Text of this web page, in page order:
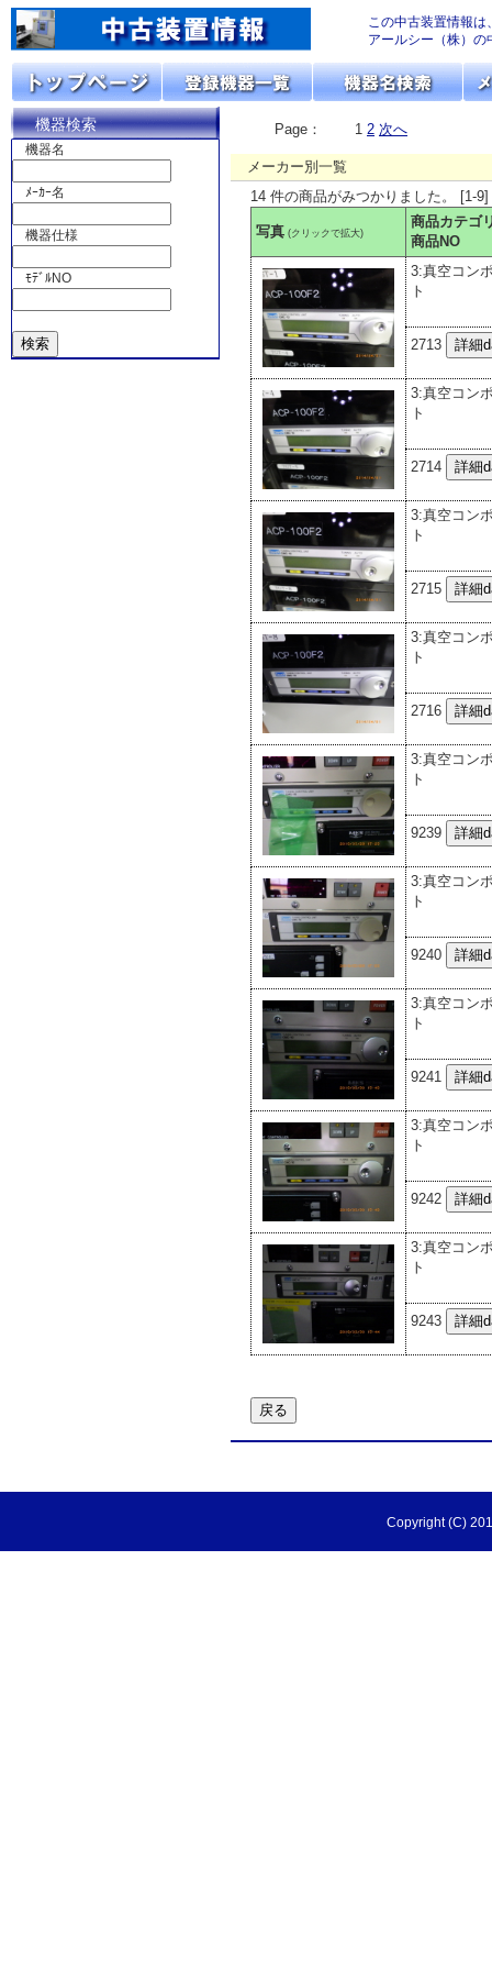
この中古装置情報は
アールシー（株）
機器検索
機器名
ﾒｰｶｰ名
機器仕様
ﾓﾃﾞﾙNO
Page： 1 2 次へ
メーカー別一覧
14 件の商品がみつかりました。 [1-
写真 (クリックで拡大)
商品カテゴ
商品NO
3:真空コン
ト
2713
3:真空コン
ト
2714
3:真空コン
ト
2715
3:真空コン
ト
2716
3:真空コン
ト
9239
3:真空コン
ト
9240
3:真空コン
ト
9241
3:真空コン
ト
9242
3:真空コン
ト
9243
Copyright (C)